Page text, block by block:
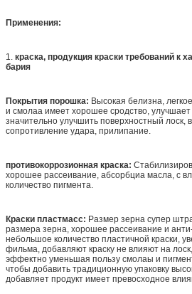
Применения:
1. краска, продукция краски требований к
бария
Покрытия порошка: Высокая белизна,
и смолаа имеет хорошее сродство,
значительно улучшить поверхностный лоск,
сопротивление удара, прилипание.
противокоррозионная краска:
хорошее рассеивание, абсорбциа масла, с
количество пигмента.
Краски пластмасс: Размер зерна супер
размера зерна, хорошее рассеивание и
небольшое количество пластичной краски,
фильма, добавляют краску не влияют на
эффектно уменьшая пользу смолаы и
чтобы добавить традиционную упаковку
добавляет продукт имеет превосходное